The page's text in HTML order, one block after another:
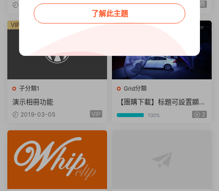
2019-03-07 10 2019-03-06 免費
子分類1
演示相冊功能
2019-03-05 VIP
VIP
Grid分類
【團購下載】标題可設置顯示
最多兩行
100% 2
拼團
了解此主題